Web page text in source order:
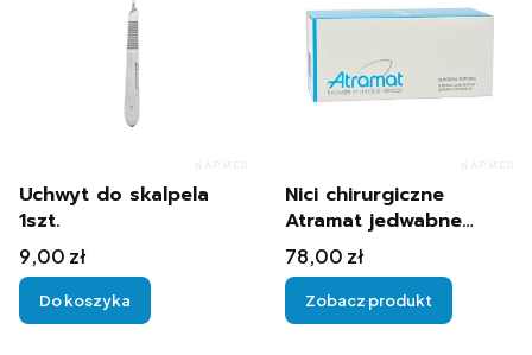
Uchwyt do skalpela
1szt.
Cena
9,00 zł
Do koszyka
Nici chirurgiczne
Atramat jedwabne
niewchłanialne 75cm
R25-1/2c 12szt.
Cena
78,00 zł
Zobacz produkt